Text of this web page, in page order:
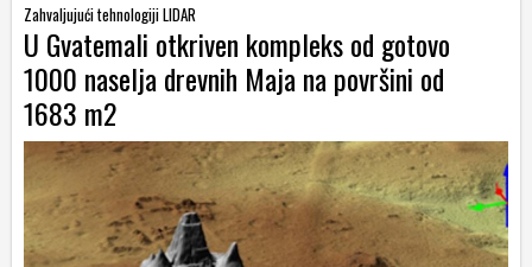
Zahvaljujući tehnologiji LIDAR
U Gvatemali otkriven kompleks od gotovo
1000 naselja drevnih Maja na površini od
1683 m2